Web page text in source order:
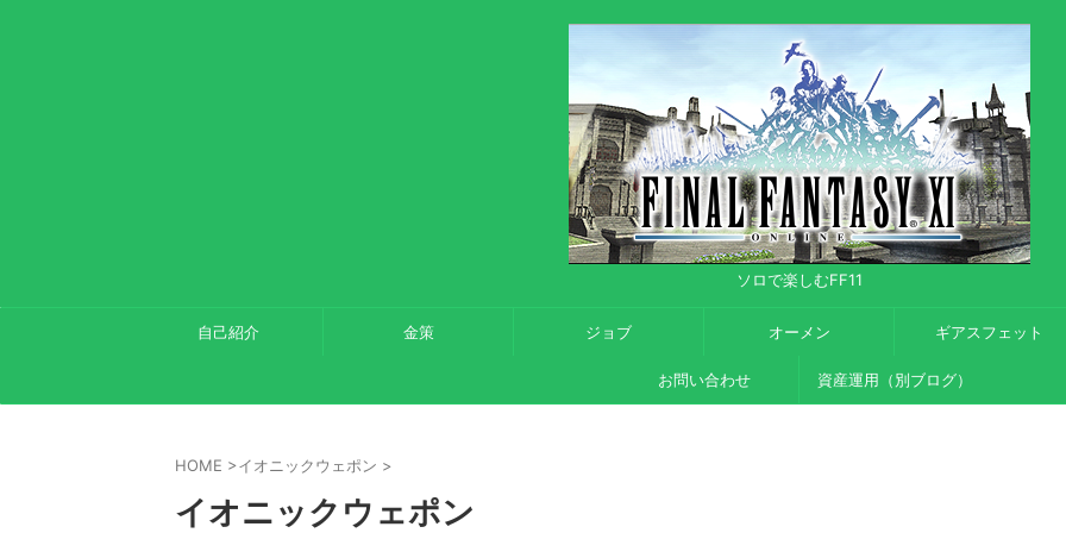
ソロで楽しむFF11
自己紹介 金策 ジョブ オーメン ギアスフェット
お問い合わせ 資産運用（別ブログ）
HOME >イオニックウェポン >
イオニックウェポン